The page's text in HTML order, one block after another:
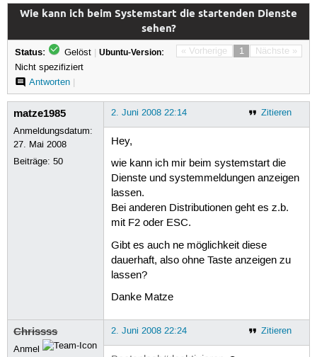
Wie kann ich beim Systemstart die startenden Dienste
sehen?
« Vorherige 1 Nächste »
Status: Gelöst | Ubuntu-Version:
Nicht spezifiziert
Antworten|
matze1985
Anmeldungsdatum:
27. Mai 2008
Beiträge:50
Zitieren
2. Juni 2008 22:14
Hey,
wie kann ich mir beim systemstart die
Dienste und systemmeldungen anzeigen
lassen.
Bei anderen Distributionen geht es z.b.
mit F2 oder ESC.
Gibt es auch ne möglichkeit diese
dauerhaft, also ohne Taste anzeigen zu
lassen?
Danke Matze
Chrissss
Anmel
Zitieren
2. Juni 2008 22:24